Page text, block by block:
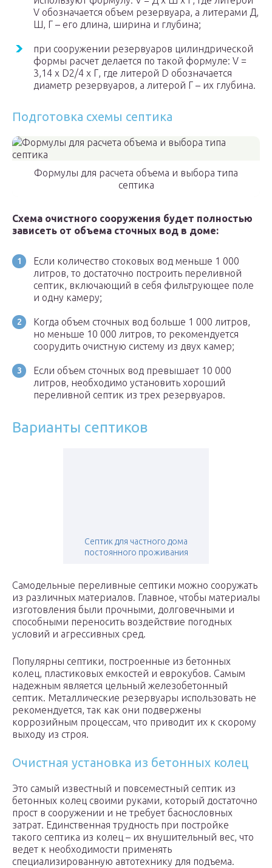
V обозначается объем резервуара, а литерами Д,
Ш, Г – его длина, ширина и глубина;
при сооружении резервуаров цилиндрической
формы расчет делается по такой формуле: V =
3,14 х D2/4 х Г, где литерой D обозначается
диаметр резервуаров, а литерой Г – их глубина.
Подготовка схемы септика
Формулы для расчета объема и выбора типа
септика
Схема очистного сооружения будет полностью
зависеть от объема сточных вод в доме:
Если количество стоковых вод меньше 1 000
литров, то достаточно построить переливной
септик, включающий в себя фильтрующее поле
и одну камеру;
Когда объем сточных вод больше 1 000 литров,
но меньше 10 000 литров, то рекомендуется
соорудить очистную систему из двух камер;
Если объем сточных вод превышает 10 000
литров, необходимо установить хороший
переливной септик из трех резервуаров.
Варианты септиков
Септик для частного дома
постоянного проживания
Самодельные переливные септики можно сооружать
из различных материалов. Главное, чтобы материалы
изготовления были прочными, долговечными и
способными переносить воздействие погодных
условий и агрессивных сред.
Популярны септики, построенные из бетонных
колец, пластиковых емкостей и еврокубов. Самым
надежным является цельный железобетонный
септик. Металлические резервуары использовать не
рекомендуется, так как они подвержены
коррозийным процессам, что приводит их к скорому
выходу из строя.
Очистная установка из бетонных колец
Это самый известный и повсеместный септик из
бетонных колец своими руками, который достаточно
прост в сооружении и не требует баснословных
затрат. Единственная трудность при постройке
такого септика из колец – их внушительный вес, что
ведет к необходимости применять
специализированную автотехнику для подъема.